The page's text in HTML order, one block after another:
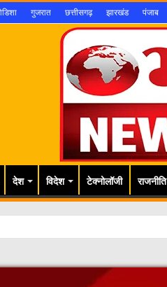
गुजरात छत्तीसगढ़ झारखंड पंजाब
देश विदेश टेक्नोलॉजी राजनीति